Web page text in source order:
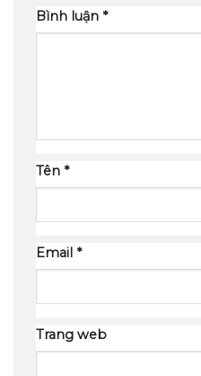
Bình luận *
Tên *
Email *
Trang web